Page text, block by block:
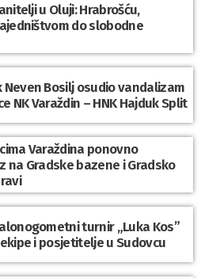
u Oluji: Hrabrošću,
do slobodne
Neven Bosilj osudio vandalizam
NK Varaždin – HNK Hajduk Split
Varaždina ponovno
na Gradske bazene i Gradsko
turnir „Luka Kos”
i posjetitelje u Sudovcu